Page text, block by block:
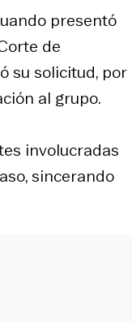
presentó
de
su solicitud, por
al grupo.
involucradas
sincerando